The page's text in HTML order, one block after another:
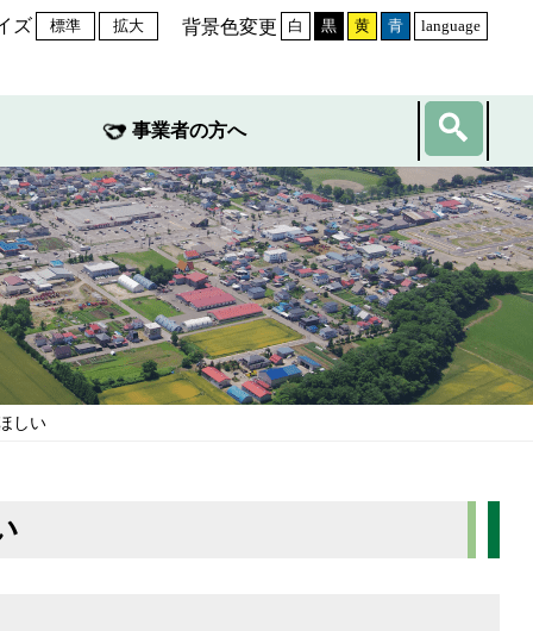
ズ 標準 拡大 背景色変更 白 黒 黄 青 language
事業者の方へ
しい